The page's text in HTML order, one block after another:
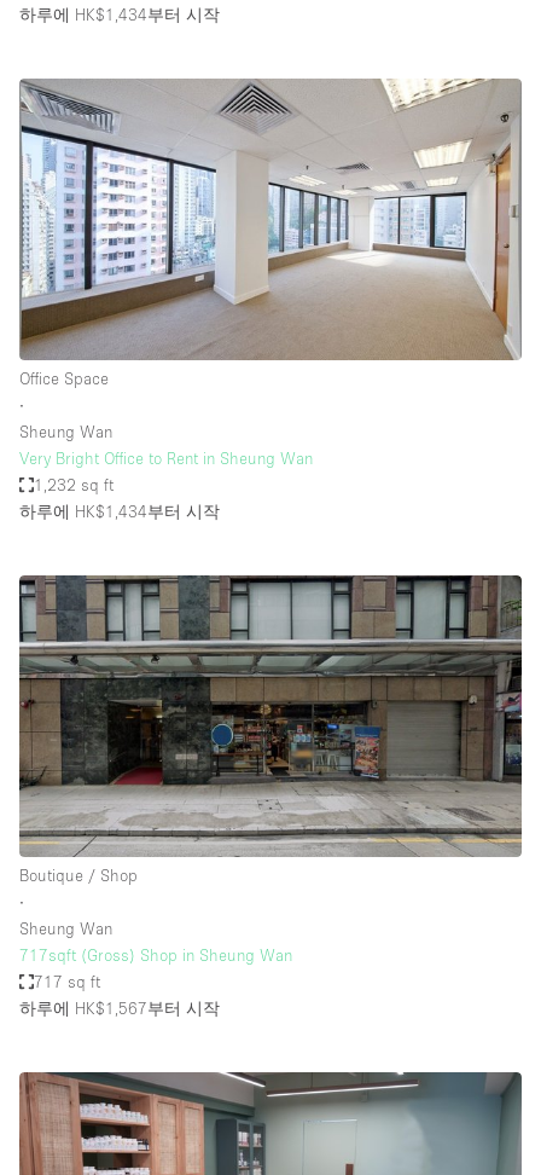
하루에 HK$1,434부터 시작
Office Space
∙
Sheung Wan
Very Bright Office to Rent in Sheung Wan
1,232 sq ft
하루에 HK$1,434부터 시작
Boutique / Shop
∙
Sheung Wan
717sqft (Gross) Shop in Sheung Wan
717 sq ft
하루에 HK$1,567부터 시작